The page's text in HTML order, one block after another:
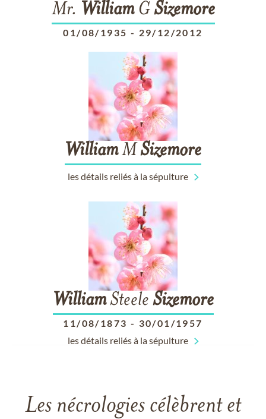
Mr. WilliamGSizemore
01/08/1935 - 29/12/2012
WilliamM Sizemore
les détails reliés à la sépulture
WilliamSteele Sizemore
11/08/1873 - 30/01/1957
les détails reliés à la sépulture
Les nécrologies célèbrent et